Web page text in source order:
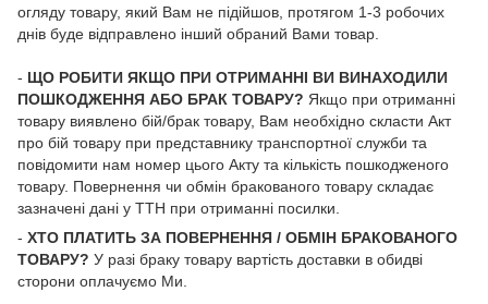
огляду товару, який Вам не підійшов, протягом 1-3 робочих
днів буде відправлено інший обраний Вами товар.
- ЩО РОБИТИ ЯКЩО ПРИ ОТРИМАННІ ВИ ВИНАХОДИЛИ
ПОШКОДЖЕННЯ АБО БРАК ТОВАРУ? Якщо при отриманні
товару виявлено бій/брак товару, Вам необхідно скласти Акт
про бій товару при представнику транспортної служби та
повідомити нам номер цього Акту та кількість пошкодженого
товару. Повернення чи обмін бракованого товару складає
зазначені дані у ТТН при отриманні посилки.
- ХТО ПЛАТИТЬ ЗА ПОВЕРНЕННЯ / ОБМІН БРАКОВАНОГО
ТОВАРУ? У разі браку товару вартість доставки в обидві
сторони оплачуємо Ми.